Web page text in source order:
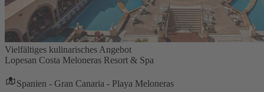
Vielfältiges kulinarisches Angebot
Lopesan Costa Meloneras Resort & Spa
Spanien - Gran Canaria - Playa Meloneras